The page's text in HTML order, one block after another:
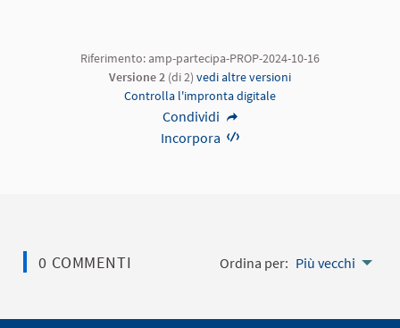
Riferimento: amp-partecipa-PROP-2024-10-16
Versione 2 (di 2) vedi altre versioni
Controlla l'impronta digitale
Condividi
Incorpora
0 COMMENTI Ordina per: Più vecchi